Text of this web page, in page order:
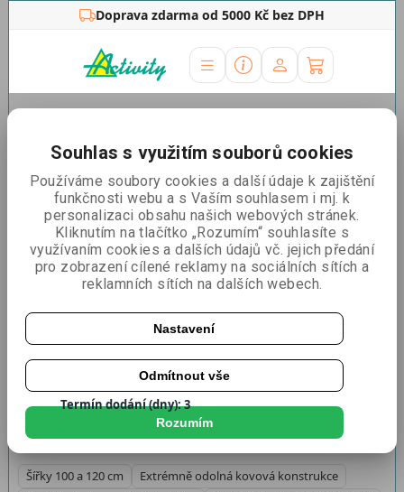
Doprava zdarma od 5000 Kč bez DPH
BannerUp Original
Termín dodání (dny): 3
Skladem
Šířky 100 a 120 cm
Extrémně odolná kovová konstrukce
Souhlas s využitím souborů cookies
Používáme soubory cookies a další údaje k zajištění
funkčnosti webu a s Vaším souhlasem i mj. k
personalizaci obsahu našich webových stránek.
Kliknutím na tlačítko „Rozumím“ souhlasíte s
využívaním cookies a dalších údajů vč. jejich předání
pro zobrazení cílené reklamy na sociálních sítích a
reklamních sítích na dalších webech.
Nastavení
Odmítnout vše
Rozumím